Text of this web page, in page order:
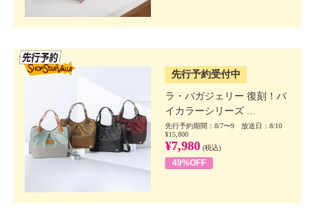
先行予約受付中
ラ・バガジェリー 復刻！バ
イカラーシリーズ ...
先行予約期間：8/7〜9 放送日：8/10
¥15,800
¥7,980 (税込)
49%OFF